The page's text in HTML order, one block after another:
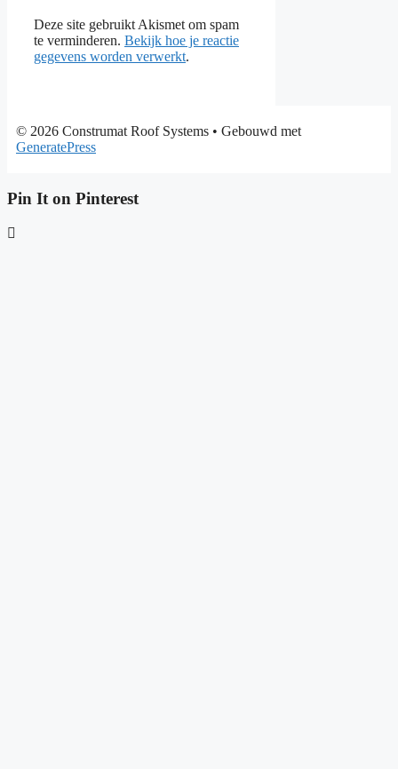
Deze site gebruikt Akismet om spam
te verminderen. Bekijk hoe je reactie
gegevens worden verwerkt.
© 2026 Construmat Roof Systems • Gebouwd met
GeneratePress
Pin It on Pinterest